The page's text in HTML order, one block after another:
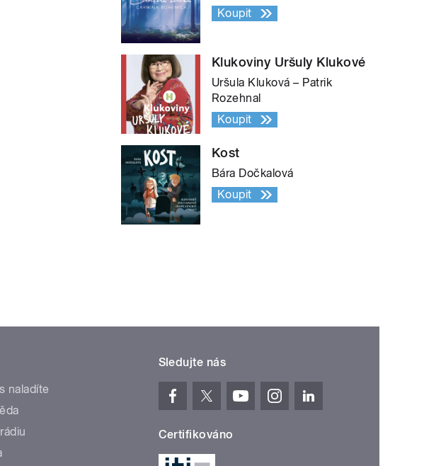
Koupit
Klukoviny Uršuly Klukové
Uršula Kluková – Patrik
Rozehnal
Koupit
Kost
Bára Dočkalová
Koupit
naladíte
Sledujte nás
Certifikováno